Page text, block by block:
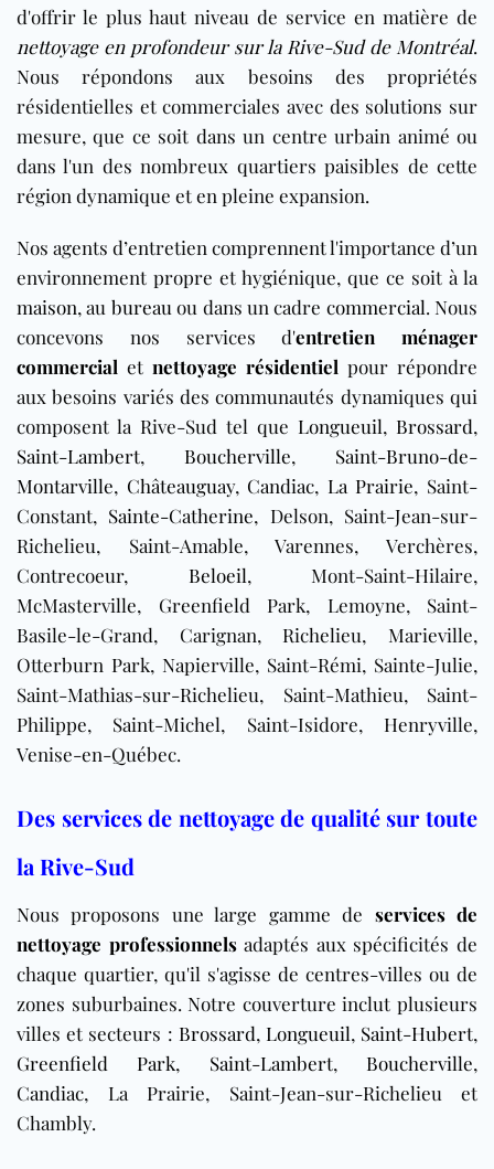
d'offrir le plus haut niveau de service en matière de
nettoyage en profondeur sur la Rive-Sud de Montréal.
Nous répondons aux besoins des propriétés
résidentielles et commerciales avec des solutions sur
mesure, que ce soit dans un centre urbain animé ou
dans l'un des nombreux quartiers paisibles de cette
région dynamique et en pleine expansion.
Nos agents d’entretien comprennent l'importance d’un
environnement propre et hygiénique, que ce soit à la
maison, au bureau ou dans un cadre commercial. Nous
concevons nos services d'entretien ménager
commercial et nettoyage résidentiel pour répondre
aux besoins variés des communautés dynamiques qui
composent la Rive-Sud tel que Longueuil, Brossard,
Saint-Lambert, Boucherville, Saint-Bruno-de-
Montarville, Châteauguay, Candiac, La Prairie, Saint-
Constant, Sainte-Catherine, Delson, Saint-Jean-sur-
Richelieu, Saint-Amable, Varennes, Verchères,
Contrecoeur, Beloeil, Mont-Saint-Hilaire,
McMasterville, Greenfield Park, Lemoyne, Saint-
Basile-le-Grand, Carignan, Richelieu, Marieville,
Otterburn Park, Napierville, Saint-Rémi, Sainte-Julie,
Saint-Mathias-sur-Richelieu, Saint-Mathieu, Saint-
Philippe, Saint-Michel, Saint-Isidore, Henryville,
Venise-en-Québec.
Des services de nettoyage de qualité sur toute
la Rive-Sud
Nous proposons une large gamme de services de
nettoyage professionnelsadaptés aux spécificités de
chaque quartier, qu'il s'agisse de centres-villes ou de
zones suburbaines. Notre couverture inclut plusieurs
villes et secteurs : Brossard, Longueuil, Saint-Hubert,
Greenfield Park, Saint-Lambert, Boucherville,
Candiac, La Prairie, Saint-Jean-sur-Richelieu et
Chambly.